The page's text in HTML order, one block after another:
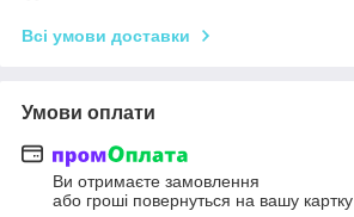
Всі умови доставки
Умови оплати
Ви отримаєте замовлення
або гроші повернуться на вашу картку